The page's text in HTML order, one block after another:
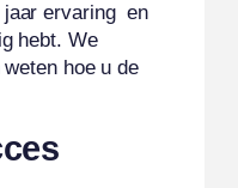
jaar ervaring en
hebt. We
hoe u de